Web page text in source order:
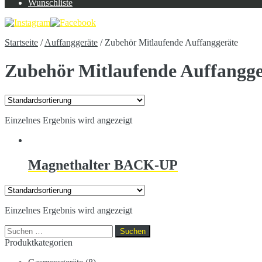
Wunschliste
Startseite /Auffanggeräte / Zubehör Mitlaufende Auffanggeräte
Zubehör Mitlaufende
Einzelnes Ergebnis wird angezeigt
Magnethalter BACK-UP
Einzelnes Ergebnis wird angezeigt
Suchen
nach:
Produktkategorien